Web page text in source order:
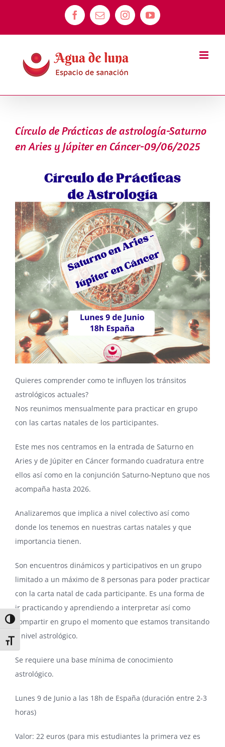
Alternar alto contraste
Alternar tamaño de letra
contenido
FacebookCorreo
electrónico
InstagramYouTube
Círculo de Prácticas de astrología-Saturno
en Aries y Júpiter en Cáncer-09/06/2025
Quieres comprender como te influyen los tránsitos
astrológicos actuales?
Nos reunimos mensualmente para practicar en grupo
con las cartas natales de los participantes.
Este mes nos centramos en la entrada de Saturno en
Aries y de Júpiter en Cáncer formando cuadratura entre
ellos así como en la conjunción Saturno-Neptuno que nos
acompaña hasta 2026.
Analizaremos que implica a nivel colectivo así como
donde los tenemos en nuestras cartas natales y que
importancia tienen.
Son encuentros dinámicos y participativos en un grupo
limitado a un máximo de 8 personas para poder practicar
con la carta natal de cada participante. Es una forma de
ir practicando y aprendiendo a interpretar así como
compartir en grupo el momento que estamos transitando
a nivel astrológico.
Se requiere una base mínima de conocimiento
astrológico.
Lunes 9 de Junio a las 18h de España (duración entre 2-3
horas)
Valor: 22 euros (para mis estudiantes la primera vez es